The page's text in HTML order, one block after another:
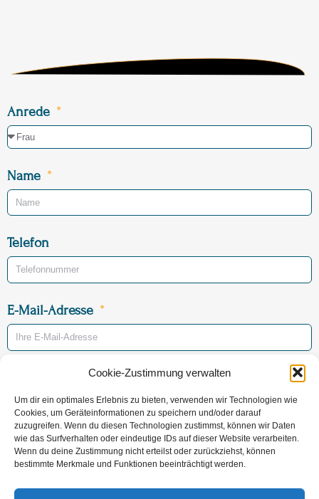
Cookie-Zustimmung verwalten
Um dir ein optimales Erlebnis zu bieten, verwenden wir Technologien wie
Cookies, um Geräteinformationen zu speichern und/oder darauf
zuzugreifen. Wenn du diesen Technologien zustimmst, können wir Daten
wie das Surfverhalten oder eindeutige IDs auf dieser Website verarbeiten.
Wenn du deine Zustimmung nicht erteilst oder zurückziehst, können
bestimmte Merkmale und Funktionen beeinträchtigt werden.
Anrede
Name
Telefon
E-Mail-Adresse
Vorsorge Sterbefall
Sterbeort (voraussichtlich)